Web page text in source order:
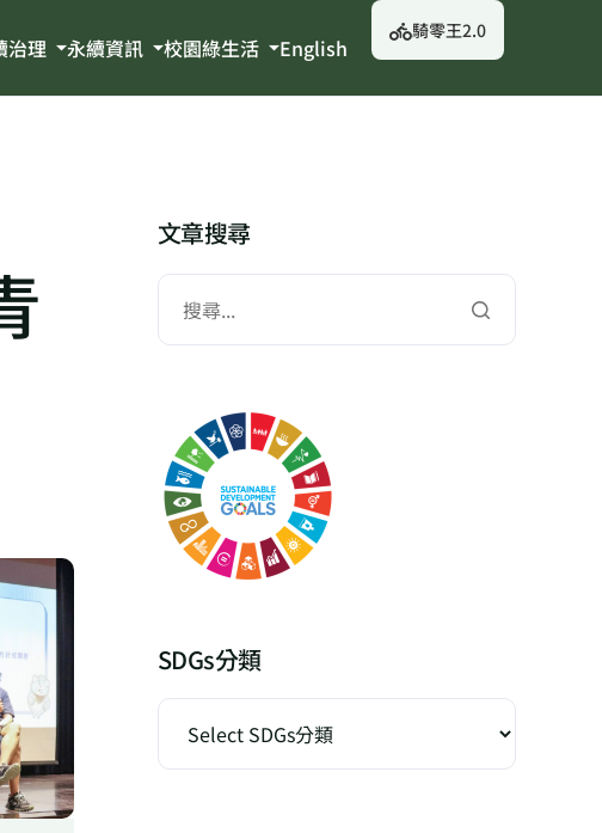
治理 永續資訊 校園綠生活 English
騎零王2.0
文章搜尋
SDGs分類